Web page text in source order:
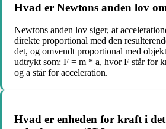
Hvad er Newtons anden lov
Newtons anden lov siger, at
direkte proportional med den
det, og omvendt proportional med
udtrykt som: F = m * a, hvor F står for
og a står for acceleration.
Hvad er enheden for kraft i